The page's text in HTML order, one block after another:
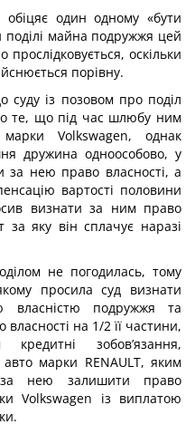
один одному «бути
поділі майна подружжя цей
оскільки
порівну.
суду із позовом про поділ
те, що під час шлюбу ним
Volkswagen, однак
дружина одноособово, у
за нею право власності, а
вартості половини
визнати за ним право
за яку він сплачує наразі
не погодилась, тому
просила суд визнати
власністю подружжя та
на 1/2 її частини,
зобов’язання,
марки RENAULT, яким
за нею залишити право
Volkswagen із виплатою